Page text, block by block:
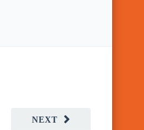
NEXT